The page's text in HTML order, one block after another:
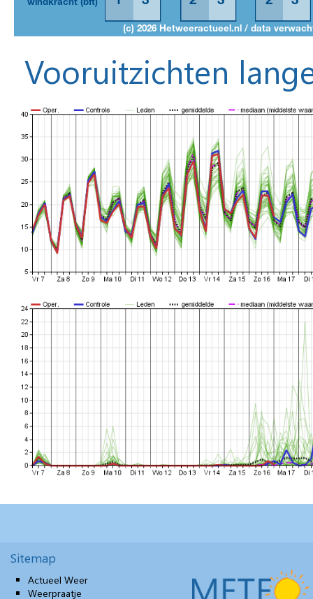
Vooruitzichten
Sitemap
Actueel Weer
Weerpraatje